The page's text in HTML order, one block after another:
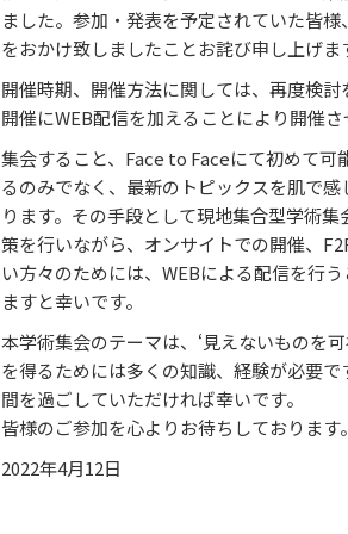
ました。参加・発表を予定されていた皆
をおかけ致しましたことお詫び申し上げま
開催時期、開催方法に関しては、再度検
開催にWEB配信を加えることにより開催
集会すること、Face to Faceにて初めて
るのみでなく、最新のトピックスを肌で
ります。その手段として現地集合型学術
策を行いながら、オンサイトでの開催、
い方々のためには、WEBによる配信を行
ますと幸いです。
本学術集会のテーマは、‘見えないものを
を得るためには多くの知識、経験が必要
間を過ごしていただければ幸いです。
皆様のご参加を心よりお待ちしております。
2022年4月12日